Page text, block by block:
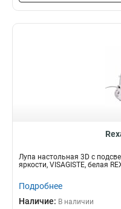
Лупа настольная 3D с
яркости, VISAGISTE, белая
Подробнее
Наличие: В наличии